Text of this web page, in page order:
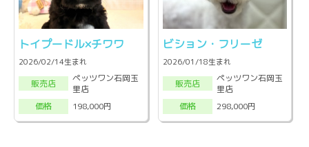
トイプードル×チワワ
2026/02/14生まれ
販売店
ペッツワン石岡玉
里店
価格
198,000円
ビション・フリーゼ
2026/01/18生まれ
販売店
ペッツワン石岡玉
里店
価格
298,000円